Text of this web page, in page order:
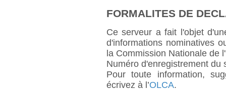
FORMALITES DE
Ce serveur a fait l'objet
d'informations nominatives
la Commission Nationale de
Numéro d'enregistrement du
Pour toute information,
écrivez à l’OLCA.